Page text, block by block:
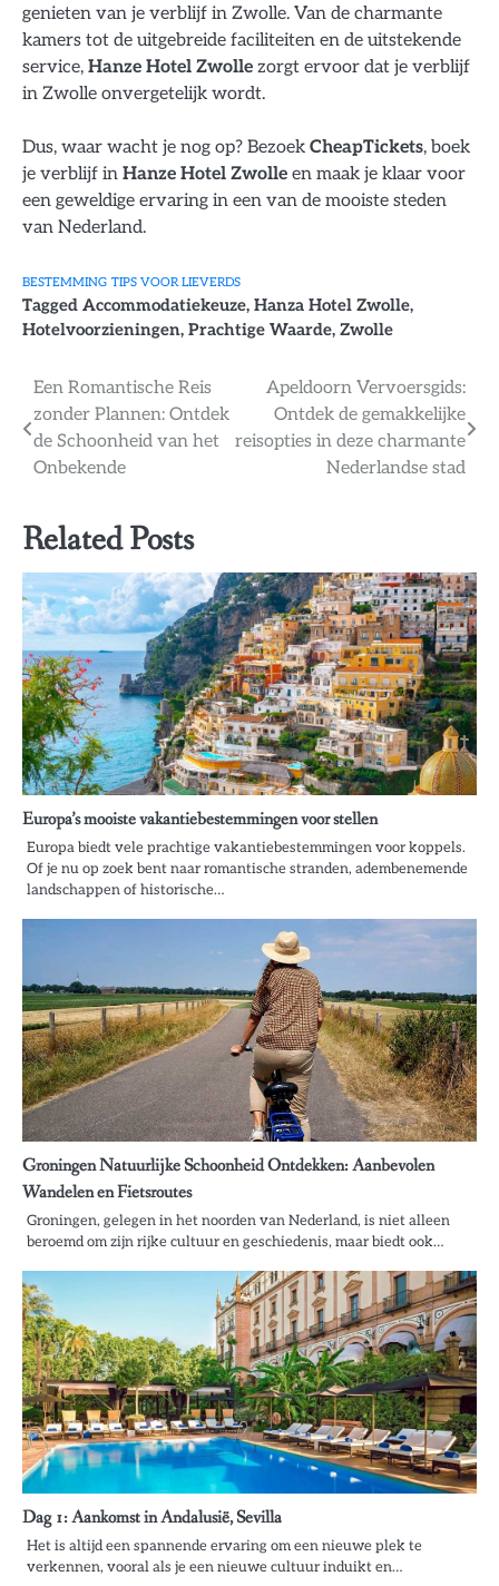
genieten van je verblijf in Zwolle. Van de charmante
kamers tot de uitgebreide faciliteiten en de uitstekende
service, Hanze Hotel Zwolle zorgt ervoor dat je verblijf
in Zwolle onvergetelijk wordt.
Dus, waar wacht je nog op? Bezoek CheapTickets, boek
je verblijf in Hanze Hotel Zwolle en maak je klaar voor
een geweldige ervaring in een van de mooiste steden
van Nederland.
BESTEMMING TIPS VOOR LIEVERDS
Tagged Accommodatiekeuze, Hanza Hotel Zwolle,
Hotelvoorzieningen, Prachtige Waarde, Zwolle
Bericht
navigatie
Een Romantische Reis
zonder Plannen: Ontdek
de Schoonheid van het
Onbekende
Apeldoorn Vervoersgids:
Ontdek de gemakkelijke
reisopties in deze charmante
Nederlandse stad
Related Posts
Europa’s mooiste vakantiebestemmingen voor stellen
Europa biedt vele prachtige vakantiebestemmingen voor koppels.
Of je nu op zoek bent naar romantische stranden, adembenemende
landschappen of historische…
Groningen Natuurlijke Schoonheid Ontdekken: Aanbevolen
Wandelen en Fietsroutes
Groningen, gelegen in het noorden van Nederland, is niet alleen
beroemd om zijn rijke cultuur en geschiedenis, maar biedt ook…
Dag 1: Aankomst in Andalusië, Sevilla
Het is altijd een spannende ervaring om een nieuwe plek te
verkennen, vooral als je een nieuwe cultuur induikt en…